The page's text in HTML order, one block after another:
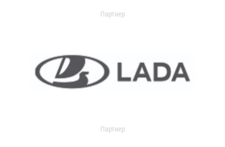
Партнер
Партнер